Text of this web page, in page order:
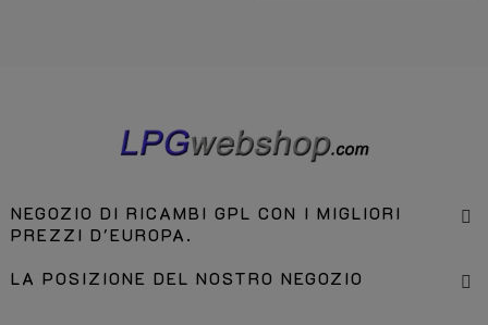
NEGOZIO DI RICAMBI GPL CON I MIGLIORI
PREZZI D'EUROPA.
LA POSIZIONE DEL NOSTRO NEGOZIO